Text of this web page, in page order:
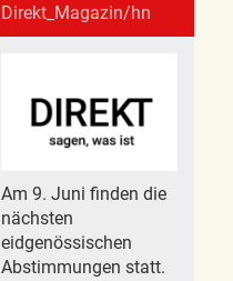
Direkt_Magazin/hn
Am 9. Juni finden die
nächsten
eidgenössischen
Abstimmungen statt.